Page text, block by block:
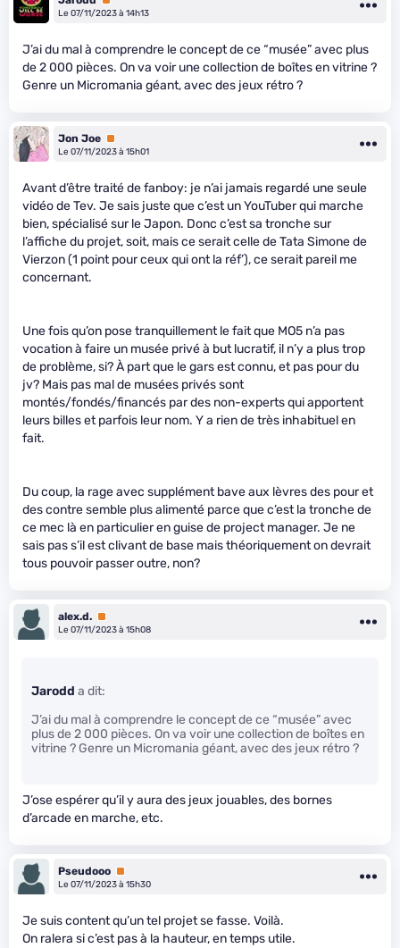
Le 07/11/2023 à 14h13
J’ai du mal à comprendre le concept de ce “musée” avec plus
de 2 000 pièces. On va voir une collection de boîtes en vitrine ?
Genre un Micromania géant, avec des jeux rétro ?
Jon Joe Premium
Le 07/11/2023 à 15h01
Avant d’être traité de fanboy: je n’ai jamais regardé une seule
vidéo de Tev. Je sais juste que c’est un YouTuber qui marche
bien, spécialisé sur le Japon. Donc c’est sa tronche sur
l’affiche du projet, soit, mais ce serait celle de Tata Simone de
Vierzon (1 point pour ceux qui ont la réf’), ce serait pareil me
concernant.
Une fois qu’on pose tranquillement le fait que MO5 n’a pas
vocation à faire un musée privé à but lucratif, il n’y a plus trop
de problème, si? À part que le gars est connu, et pas pour du
jv? Mais pas mal de musées privés sont
montés/fondés/financés par des non-experts qui apportent
leurs billes et parfois leur nom. Y a rien de très inhabituel en
fait.
Du coup, la rage avec supplément bave aux lèvres des pour et
des contre semble plus alimenté parce que c’est la tronche de
ce mec là en particulier en guise de project manager. Je ne
sais pas s’il est clivant de base mais théoriquement on devrait
tous pouvoir passer outre, non?
alex.d. Premium
Le 07/11/2023 à 15h08
Jarodd a dit:
J’ai du mal à comprendre le concept de ce “musée” avec
plus de 2 000 pièces. On va voir une collection de boîtes en
vitrine ? Genre un Micromania géant, avec des jeux rétro ?
J’ose espérer qu’il y aura des jeux jouables, des bornes
d’arcade en marche, etc.
Pseudooo Premium
Le 07/11/2023 à 15h30
Je suis content qu’un tel projet se fasse. Voilà.
On ralera si c’est pas à la hauteur, en temps utile.